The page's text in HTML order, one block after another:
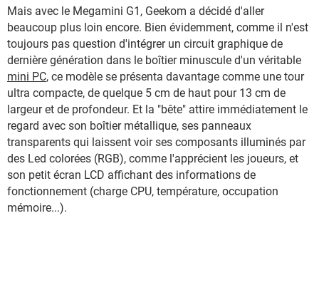
Mais avec le Megamini G1, Geekom a décidé d'aller
beaucoup plus loin encore. Bien évidemment, comme il n'est
toujours pas question d'intégrer un circuit graphique de
dernière génération dans le boîtier minuscule d'un véritable
mini PC, ce modèle se présenta davantage comme une tour
ultra compacte, de quelque 5 cm de haut pour 13 cm de
largeur et de profondeur. Et la "bête" attire immédiatement le
regard avec son boîtier métallique, ses panneaux
transparents qui laissent voir ses composants illuminés par
des Led colorées (RGB), comme l'apprécient les joueurs, et
son petit écran LCD affichant des informations de
fonctionnement (charge CPU, température, occupation
mémoire...).